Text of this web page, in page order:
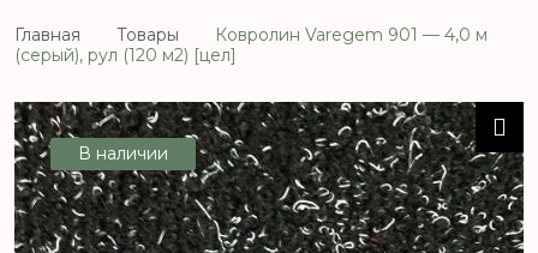
Главная Товары
Ковролин Varegem 901 — 4,0 м
(серый), рул (120 м2) [цел]
В наличии